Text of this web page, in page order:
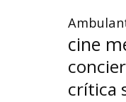
cine
crítica